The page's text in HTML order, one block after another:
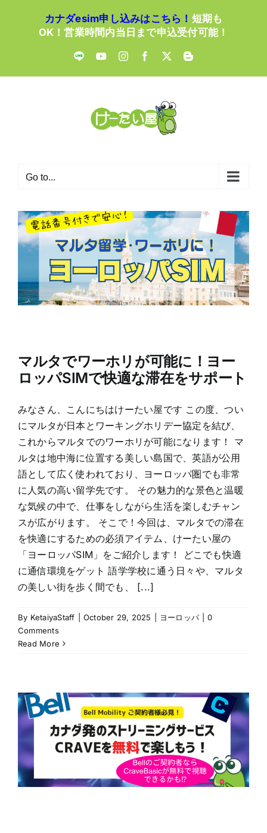
カナダesim申し込みはこちら！ 短期も
OK！営業時間内当日まで申込受付可能！
LINE YouTubeInstagramFacebook
X Blogger
Go to...
マルタでワーホリが可能に！ヨー
ロッパSIMで快適な滞在をサポート
みなさん、こんにちはけーたい屋です この度、つい
にマルタが日本とワーキングホリデー協定を結び、
これからマルタでのワーホリが可能になります！ マ
ルタは地中海に位置する美しい島国で、英語が公用
語として広く使われており、ヨーロッパ圏でも非常
に人気の高い留学先です。 その魅力的な景色と温暖
な気候の中で、仕事をしながら生活を楽しむチャン
スが広がります。 そこで！今回は、マルタでの滞在
を快適にするための必須アイテム、けーたい屋の
「ヨーロッパSIM」をご紹介します！ どこでも快適
に通信環境をゲット 語学学校に通う日々や、マルタ
の美しい街を歩く間でも、 [...]
By KetaiyaStaff October 29, 2025 ヨーロッパ
0
Comments
Read More